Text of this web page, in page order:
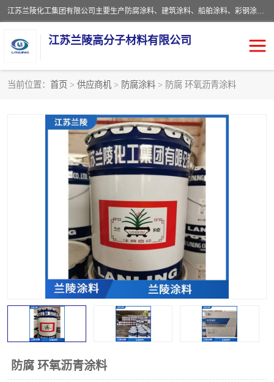
江苏兰陵化工集团有限公司主要生产防腐涂料、建筑涂料、船舶涂料、彩钢涂料、粉末涂料五大类产品，具备10 万吨年生产能力，可以提供优质精良的涂装施工服务，产品广销全国各地，大量出口亚非欧及拉美等国家。
江苏兰陵高分子材料有限公司
当前位置： 首页 > 供应商机 > 防腐涂料 > 防腐 环氧沥青涂料
防腐 环氧沥青涂料
内外墙涂料
风电专用涂料
粉末涂料
流体机械专用涂料